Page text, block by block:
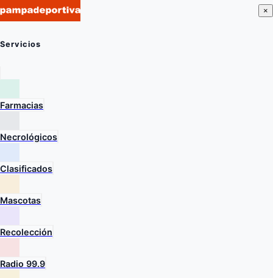
×
Servicios
Farmacias
Necrológicos
Clasificados
Mascotas
Recolección
Radio 99.9